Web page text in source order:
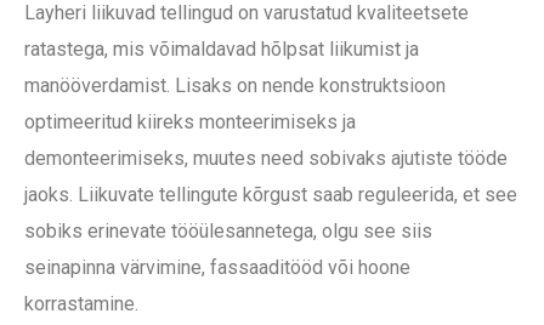
Layheri liikuvad tellingud on varustatud kvaliteetsete
ratastega, mis võimaldavad hõlpsat liikumist ja
manööverdamist. Lisaks on nende konstruktsioon
optimeeritud kiireks monteerimiseks ja
demonteerimiseks, muutes need sobivaks ajutiste tööde
jaoks. Liikuvate tellingute kõrgust saab reguleerida, et see
sobiks erinevate tööülesannetega, olgu see siis
seinapinna värvimine, fassaaditööd või hoone
korrastamine.